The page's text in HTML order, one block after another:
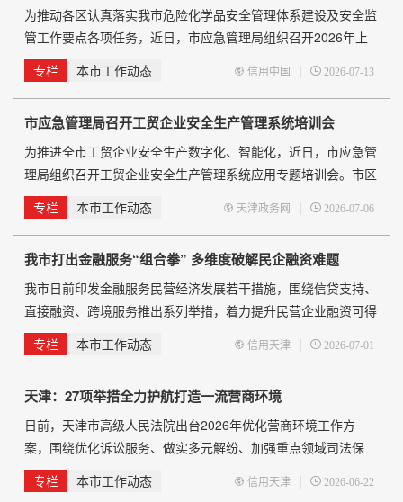
营中供应链管理、门店数字化运营、智慧运维等转型痛点，希望
依
为推动各区认真落实我市危险化学品安全管理体系建设及安全监
管工作要点各项任务，近日，市应急管理局组织召开2026年上
半年危险化学品安全生产工作视频调度会，总结上半年工作进
展，对下半年重点工作进行部署安排。市应急管理局分管负责同
志出席会议并讲话。 会上，相关区应急管理局、大港街、化工
园区等单位围绕年度安全监管工作要点及今年以来专项工作安
排，逐项汇报上半年工作进展情况、存在问题及下一步工作计
划。市应
专栏 本市工作动态 信用中国 | 2026-07-13
市应急管理局召开工贸企业安全生产管理系统培训会
为推进全市工贸企业安全生产数字化、智能化，近日，市应急管
理局组织召开工贸企业安全生产管理系统应用专题培训会。市区
两级监管人员、系统支撑单位技术人员及500余家企业相关负责
人参加培训。 会议立足工贸企业日常安全管理，聚焦工贸企业
安全生产管理系统核心功能实操应用，围绕企业基础管理、安全
教育培训、应急管理、事故管理4个功能模块展开细致讲解。通
过实操演示，系统讲解了电脑端账号管理、信息录入、台账归档
专栏 本市工作动态 天津政务网 | 2026-07-06
我市打出金融服务“组合拳” 多维度破解民企融资难题
我市日前印发金融服务民营经济发展若干措施，围绕信贷支持、
直接融资、跨境服务推出系列举措，着力提升民营企业融资可得
性。 畅通信贷与担保渠道，破解首贷、信用贷难题。我市将强
化货币政策工具定向引导，推广“信易贷”模式，依托融资信用服
务平台加强信息共享，让金融机构敢贷、愿贷。针对首贷难，开
展“三贷四优”专项行动，拓展首贷客户。深化小微企业融资协调
机制，落实尽
专栏 本市工作动态 信用天津 | 2026-07-01
天津：27项举措全力护航打造一流营商环境
日前，天津市高级人民法院出台2026年优化营商环境工作方
案，围绕优化诉讼服务、做实多元解纷、加强重点领域司法保
护、推动执行工作提质增效、深入开展法治宣传等七个方面推出
27项工作举措，全力护航打造市场化、法治化、国际化一流营商
专栏 本市工作动态 信用天津 | 2026-06-22